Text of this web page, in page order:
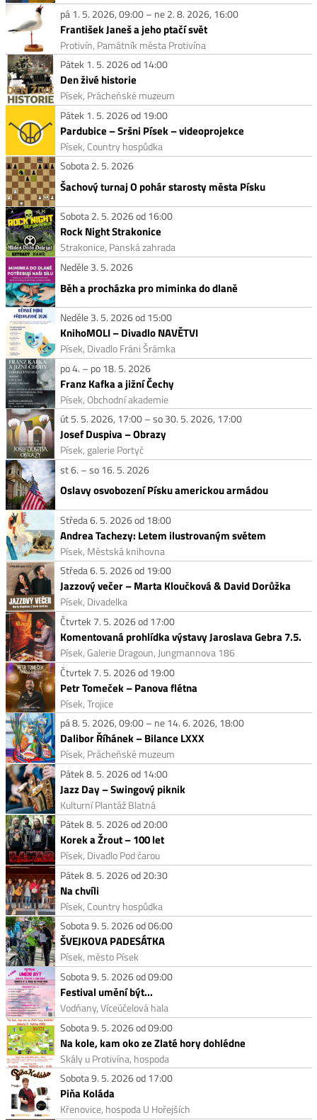
pá 1. 5. 2026, 09:00 – ne 2. 8. 2026, 16:00
František Janeš a jeho ptačí svět
Protivín, Památník města Protivína
Pátek 1. 5. 2026 od 14:00
Den živé historie
Písek, Prácheňské muzeum
Pátek 1. 5. 2026 od 19:00
Pardubice – Sršni Písek – videoprojekce
Písek, Country hospůdka
Sobota 2. 5. 2026
Šachový turnaj O pohár starosty města Písku
Sobota 2. 5. 2026 od 16:00
Rock Night Strakonice
Strakonice, Panská zahrada
Neděle 3. 5. 2026
Běh a procházka pro miminka do dlaně
Neděle 3. 5. 2026 od 15:00
KnihoMOLI – Divadlo NAVĚTVI
Písek, Divadlo Fráni Šrámka
po 4. – po 18. 5. 2026
Franz Kafka a jižní Čechy
Písek, Obchodní akademie
út 5. 5. 2026, 17:00 – so 30. 5. 2026, 17:00
Josef Duspiva – Obrazy
Písek, galerie Portyč
st 6. – so 16. 5. 2026
Oslavy osvobození Písku americkou armádou
Středa 6. 5. 2026 od 18:00
Andrea Tachezy: Letem ilustrovaným světem
Písek, Městská knihovna
Středa 6. 5. 2026 od 19:00
Jazzový večer – Marta Kloučková & David Dorůžka
Písek, Divadelka
Čtvrtek 7. 5. 2026 od 17:00
Komentovaná prohlídka výstavy Jaroslava Gebra 7.5.
Písek, Galerie Dragoun, Jungmannova 186
Čtvrtek 7. 5. 2026 od 19:00
Petr Tomeček – Panova flétna
Písek, Trojice
pá 8. 5. 2026, 09:00 – ne 14. 6. 2026, 18:00
Dalibor Říhánek – Bilance LXXX
Písek, Prácheňské muzeum
Pátek 8. 5. 2026 od 14:00
Jazz Day – Swingový piknik
Kulturní Plantáž Blatná
Pátek 8. 5. 2026 od 20:00
Korek a Žrout – 100 let
Písek, Divadlo Pod čarou
Pátek 8. 5. 2026 od 20:30
Na chvíli
Písek, Country hospůdka
Sobota 9. 5. 2026 od 06:00
ŠVEJKOVA PADESÁTKA
Písek, město Písek
Sobota 9. 5. 2026 od 09:00
Festival umění být...
Vodňany, Víceúčelová hala
Sobota 9. 5. 2026 od 09:00
Na kole, kam oko ze Zlaté hory dohlédne
Skály u Protivína, hospoda
Sobota 9. 5. 2026 od 17:00
Piňa Koláda
Křenovice, hospoda U Hořejších